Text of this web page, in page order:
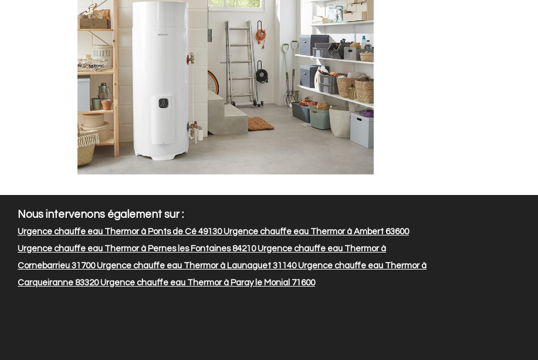
Nous intervenons également sur :
Urgence chauffe eau Thermor à Ponts de Cé 49130Urgence chauffe eau Thermor à Ambert 63600
Urgence chauffe eau Thermor à Pernes les Fontaines 84210Urgence chauffe eau Thermor à
Cornebarrieu 31700Urgence chauffe eau Thermor à Launaguet 31140Urgence chauffe eau Thermor à
Carqueiranne 83320Urgence chauffe eau Thermor à Paray le Monial 71600